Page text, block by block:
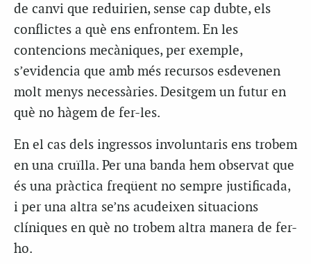
de canvi que reduirien, sense cap dubte, els
conflictes a què ens enfrontem. En les
contencions mecàniques, per exemple,
s’evidencia que amb més recursos esdevenen
molt menys necessàries. Desitgem un futur en
què no hàgem de fer-les.
En el cas dels ingressos involuntaris ens trobem
en una cruïlla. Per una banda hem observat que
és una pràctica freqüent no sempre justificada,
i per una altra se’ns acudeixen situacions
clíniques en què no trobem altra manera de fer-
ho.